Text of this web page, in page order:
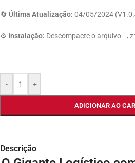
🔄 Última Atualização: 04/05/2024
⚙️ Instalação: Descompacte o arquivo
- +
ADICIONAR AO
Descrição